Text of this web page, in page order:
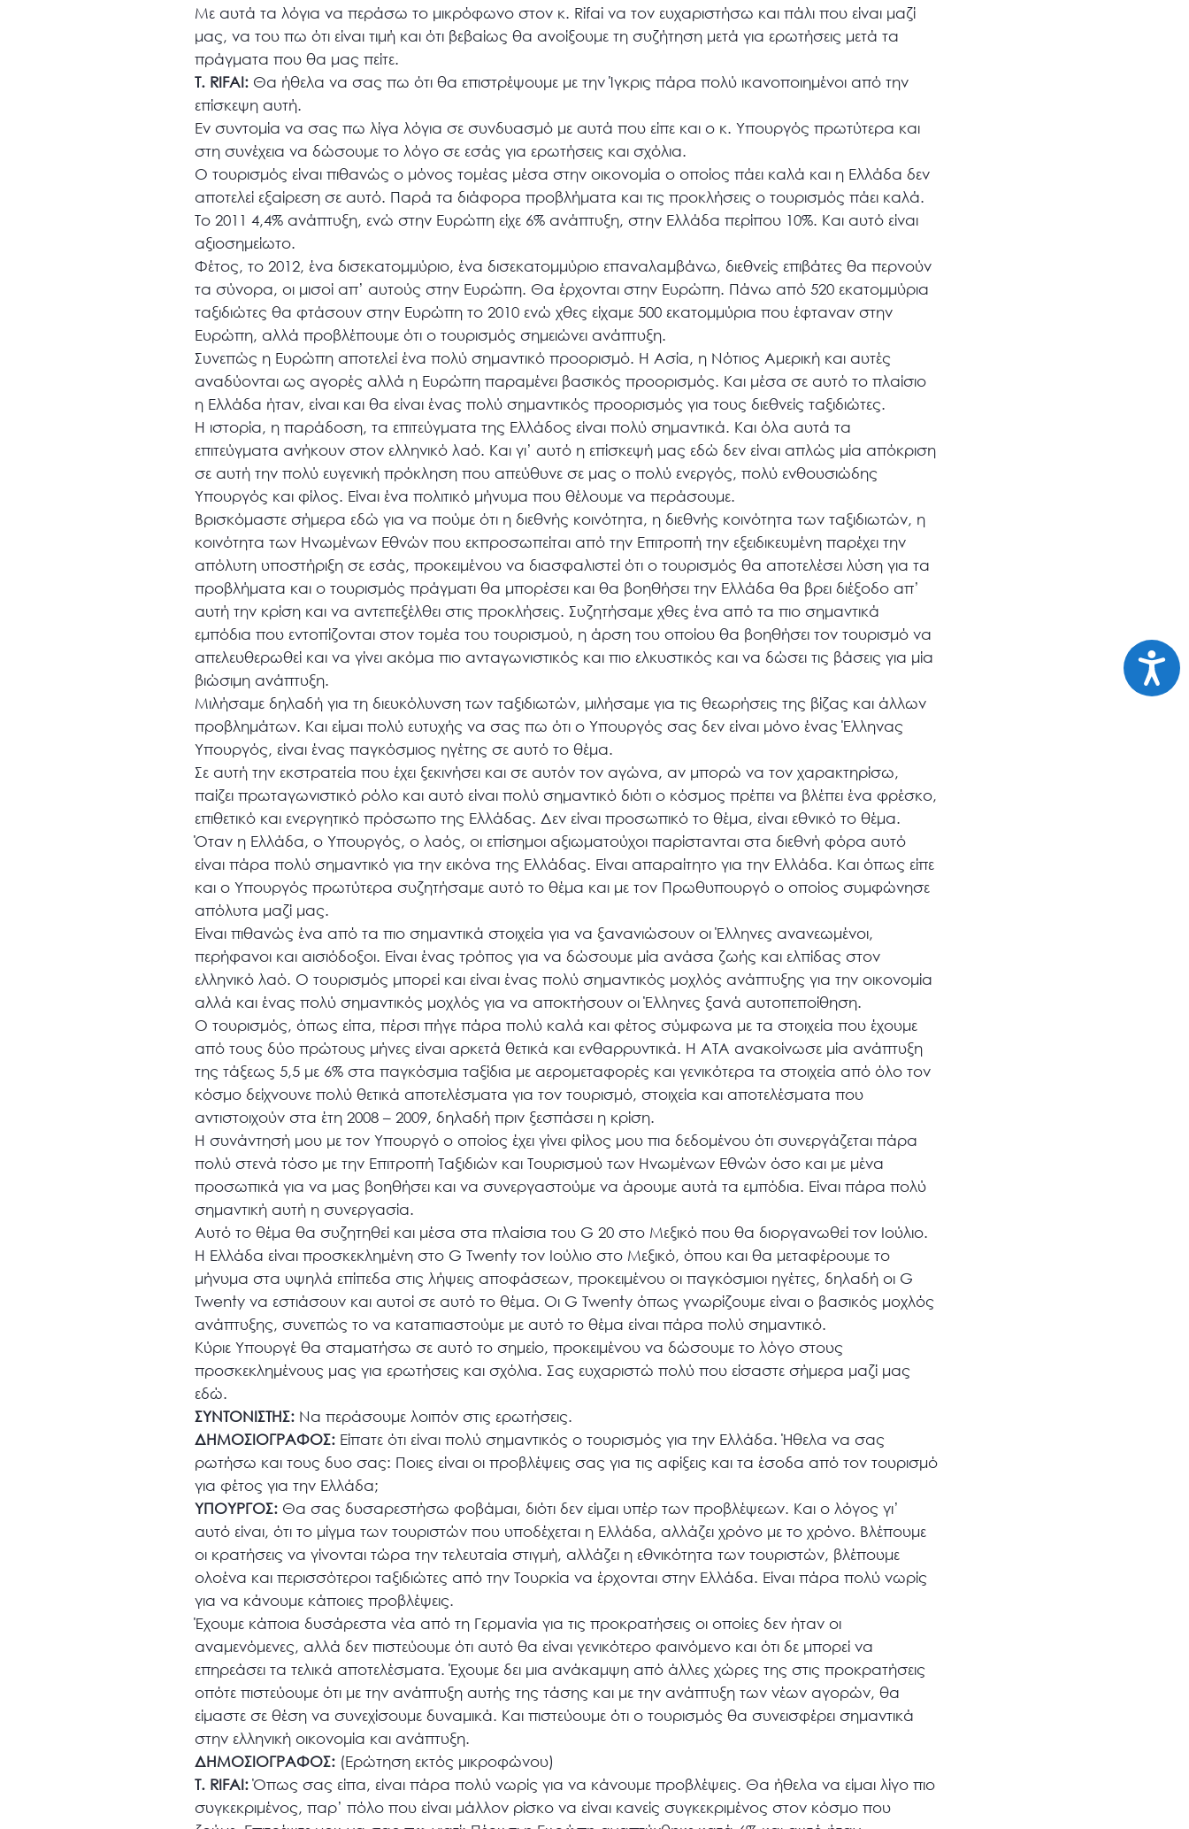
Με αυτά τα λόγια να περάσω το μικρόφωνο στον κ. Rifai να τον ευχαριστήσω και πάλι που είναι μαζί
μας, να του πω ότι είναι τιμή και ότι βεβαίως θα ανοίξουμε τη συζήτηση μετά για ερωτήσεις μετά τα
πράγματα που θα μας πείτε.
Τ. RIFAI: Θα ήθελα να σας πω ότι θα επιστρέψουμε με την Ίγκρις πάρα πολύ ικανοποιημένοι από την
επίσκεψη αυτή.
Εν συντομία να σας πω λίγα λόγια σε συνδυασμό με αυτά που είπε και ο κ. Υπουργός πρωτύτερα και
στη συνέχεια να δώσουμε το λόγο σε εσάς για ερωτήσεις και σχόλια.
Ο τουρισμός είναι πιθανώς ο μόνος τομέας μέσα στην οικονομία ο οποίος πάει καλά και η Ελλάδα δεν
αποτελεί εξαίρεση σε αυτό. Παρά τα διάφορα προβλήματα και τις προκλήσεις ο τουρισμός πάει καλά.
Το 2011 4,4% ανάπτυξη, ενώ στην Ευρώπη είχε 6% ανάπτυξη, στην Ελλάδα περίπου 10%. Και αυτό είναι
αξιοσημείωτο.
Φέτος, το 2012, ένα δισεκατομμύριο, ένα δισεκατομμύριο επαναλαμβάνω, διεθνείς επιβάτες θα περνούν
τα σύνορα, οι μισοί απ’ αυτούς στην Ευρώπη. Θα έρχονται στην Ευρώπη. Πάνω από 520 εκατομμύρια
ταξιδιώτες θα φτάσουν στην Ευρώπη το 2010 ενώ χθες είχαμε 500 εκατομμύρια που έφταναν στην
Ευρώπη, αλλά προβλέπουμε ότι ο τουρισμός σημειώνει ανάπτυξη.
Συνεπώς η Ευρώπη αποτελεί ένα πολύ σημαντικό προορισμό. Η Ασία, η Νότιος Αμερική και αυτές
αναδύονται ως αγορές αλλά η Ευρώπη παραμένει βασικός προορισμός. Και μέσα σε αυτό το πλαίσιο
η Ελλάδα ήταν, είναι και θα είναι ένας πολύ σημαντικός προορισμός για τους διεθνείς ταξιδιώτες.
Η ιστορία, η παράδοση, τα επιτεύγματα της Ελλάδος είναι πολύ σημαντικά. Και όλα αυτά τα
επιτεύγματα ανήκουν στον ελληνικό λαό. Και γι’ αυτό η επίσκεψή μας εδώ δεν είναι απλώς μία απόκριση
σε αυτή την πολύ ευγενική πρόκληση που απεύθυνε σε μας ο πολύ ενεργός, πολύ ενθουσιώδης
Υπουργός και φίλος. Είναι ένα πολιτικό μήνυμα που θέλουμε να περάσουμε.
Βρισκόμαστε σήμερα εδώ για να πούμε ότι η διεθνής κοινότητα, η διεθνής κοινότητα των ταξιδιωτών, η
κοινότητα των Ηνωμένων Εθνών που εκπροσωπείται από την Επιτροπή την εξειδικευμένη παρέχει την
απόλυτη υποστήριξη σε εσάς, προκειμένου να διασφαλιστεί ότι ο τουρισμός θα αποτελέσει λύση για τα
προβλήματα και ο τουρισμός πράγματι θα μπορέσει και θα βοηθήσει την Ελλάδα θα βρει διέξοδο απ’
αυτή την κρίση και να αντεπεξέλθει στις προκλήσεις. Συζητήσαμε χθες ένα από τα πιο σημαντικά
εμπόδια που εντοπίζονται στον τομέα του τουρισμού, η άρση του οποίου θα βοηθήσει τον τουρισμό να
απελευθερωθεί και να γίνει ακόμα πιο ανταγωνιστικός και πιο ελκυστικός και να δώσει τις βάσεις για μία
βιώσιμη ανάπτυξη.
Μιλήσαμε δηλαδή για τη διευκόλυνση των ταξιδιωτών, μιλήσαμε για τις θεωρήσεις της βίζας και άλλων
προβλημάτων. Και είμαι πολύ ευτυχής να σας πω ότι ο Υπουργός σας δεν είναι μόνο ένας Έλληνας
Υπουργός, είναι ένας παγκόσμιος ηγέτης σε αυτό το θέμα.
Σε αυτή την εκστρατεία που έχει ξεκινήσει και σε αυτόν τον αγώνα, αν μπορώ να τον χαρακτηρίσω,
παίζει πρωταγωνιστικό ρόλο και αυτό είναι πολύ σημαντικό διότι ο κόσμος πρέπει να βλέπει ένα φρέσκο,
επιθετικό και ενεργητικό πρόσωπο της Ελλάδας. Δεν είναι προσωπικό το θέμα, είναι εθνικό το θέμα.
Όταν η Ελλάδα, ο Υπουργός, ο λαός, οι επίσημοι αξιωματούχοι παρίστανται στα διεθνή φόρα αυτό
είναι πάρα πολύ σημαντικό για την εικόνα της Ελλάδας. Είναι απαραίτητο για την Ελλάδα. Και όπως είπε
και ο Υπουργός πρωτύτερα συζητήσαμε αυτό το θέμα και με τον Πρωθυπουργό ο οποίος συμφώνησε
απόλυτα μαζί μας.
Είναι πιθανώς ένα από τα πιο σημαντικά στοιχεία για να ξανανιώσουν οι Έλληνες ανανεωμένοι,
περήφανοι και αισιόδοξοι. Είναι ένας τρόπος για να δώσουμε μία ανάσα ζωής και ελπίδας στον
ελληνικό λαό. Ο τουρισμός μπορεί και είναι ένας πολύ σημαντικός μοχλός ανάπτυξης για την οικονομία
αλλά και ένας πολύ σημαντικός μοχλός για να αποκτήσουν οι Έλληνες ξανά αυτοπεποίθηση.
Ο τουρισμός, όπως είπα, πέρσι πήγε πάρα πολύ καλά και φέτος σύμφωνα με τα στοιχεία που έχουμε
από τους δύο πρώτους μήνες είναι αρκετά θετικά και ενθαρρυντικά. Η ΑΤΑ ανακοίνωσε μία ανάπτυξη
της τάξεως 5,5 με 6% στα παγκόσμια ταξίδια με αερομεταφορές και γενικότερα τα στοιχεία από όλο τον
κόσμο δείχνουνε πολύ θετικά αποτελέσματα για τον τουρισμό, στοιχεία και αποτελέσματα που
αντιστοιχούν στα έτη 2008 – 2009, δηλαδή πριν ξεσπάσει η κρίση.
Η συνάντησή μου με τον Υπουργό ο οποίος έχει γίνει φίλος μου πια δεδομένου ότι συνεργάζεται πάρα
πολύ στενά τόσο με την Επιτροπή Ταξιδιών και Τουρισμού των Ηνωμένων Εθνών όσο και με μένα
προσωπικά για να μας βοηθήσει και να συνεργαστούμε να άρουμε αυτά τα εμπόδια. Είναι πάρα πολύ
σημαντική αυτή η συνεργασία.
Αυτό το θέμα θα συζητηθεί και μέσα στα πλαίσια του G 20 στο Μεξικό που θα διοργανωθεί τον Ιούλιο.
Η Ελλάδα είναι προσκεκλημένη στο G Twenty τον Ιούλιο στο Μεξικό, όπου και θα μεταφέρουμε το
μήνυμα στα υψηλά επίπεδα στις λήψεις αποφάσεων, προκειμένου οι παγκόσμιοι ηγέτες, δηλαδή οι G
Twenty να εστιάσουν και αυτοί σε αυτό το θέμα. Οι G Twenty όπως γνωρίζουμε είναι ο βασικός μοχλός
ανάπτυξης, συνεπώς το να καταπιαστούμε με αυτό το θέμα είναι πάρα πολύ σημαντικό.
Κύριε Υπουργέ θα σταματήσω σε αυτό το σημείο, προκειμένου να δώσουμε το λόγο στους
προσκεκλημένους μας για ερωτήσεις και σχόλια. Σας ευχαριστώ πολύ που είσαστε σήμερα μαζί μας
εδώ.
ΣΥΝΤΟΝΙΣΤΗΣ: Να περάσουμε λοιπόν στις ερωτήσεις.
ΔΗΜΟΣΙΟΓΡΑΦΟΣ: Είπατε ότι είναι πολύ σημαντικός ο τουρισμός για την Ελλάδα. Ήθελα να σας
ρωτήσω και τους δυο σας: Ποιες είναι οι προβλέψεις σας για τις αφίξεις και τα έσοδα από τον τουρισμό
για φέτος για την Ελλάδα;
ΥΠΟΥΡΓΟΣ: Θα σας δυσαρεστήσω φοβάμαι, διότι δεν είμαι υπέρ των προβλέψεων. Και ο λόγος γι’
αυτό είναι, ότι το μίγμα των τουριστών που υποδέχεται η Ελλάδα, αλλάζει χρόνο με το χρόνο. Βλέπουμε
οι κρατήσεις να γίνονται τώρα την τελευταία στιγμή, αλλάζει η εθνικότητα των τουριστών, βλέπουμε
ολοένα και περισσότεροι ταξιδιώτες από την Τουρκία να έρχονται στην Ελλάδα. Είναι πάρα πολύ νωρίς
για να κάνουμε κάποιες προβλέψεις.
Έχουμε κάποια δυσάρεστα νέα από τη Γερμανία για τις προκρατήσεις οι οποίες δεν ήταν οι
αναμενόμενες, αλλά δεν πιστεύουμε ότι αυτό θα είναι γενικότερο φαινόμενο και ότι δε μπορεί να
επηρεάσει τα τελικά αποτελέσματα. Έχουμε δει μια ανάκαμψη από άλλες χώρες της στις προκρατήσεις
οπότε πιστεύουμε ότι με την ανάπτυξη αυτής της τάσης και με την ανάπτυξη των νέων αγορών, θα
είμαστε σε θέση να συνεχίσουμε δυναμικά. Και πιστεύουμε ότι ο τουρισμός θα συνεισφέρει σημαντικά
στην ελληνική οικονομία και ανάπτυξη.
ΔΗΜΟΣΙΟΓΡΑΦΟΣ: (Ερώτηση εκτός μικροφώνου)
T. RIFAI:Όπως σας είπα, είναι πάρα πολύ νωρίς για να κάνουμε προβλέψεις. Θα ήθελα να είμαι λίγο πιο
συγκεκριμένος, παρ’ πόλο που είναι μάλλον ρίσκο να είναι κανείς συγκεκριμένος στον κόσμο που